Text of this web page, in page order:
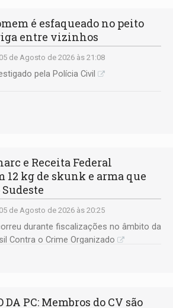
é esfaqueado no peito
entre vizinhos
05 de Agosto de 2026 às 21:08
pela Polícia Civil
e Receita Federal
12 kg de skunk e arma que
05 de Agosto de 2026 às 20:25
durante fiscalizações no âmbito da
Contra o Crime Organizado
DA PC: Membros do CV são